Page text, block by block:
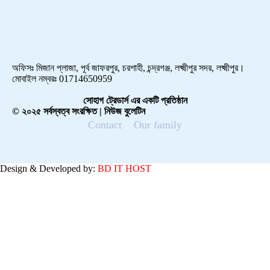
অফিসঃ মিজান প্লাজা, পূর্ব জাফরপুর, চরশাহী, চন্দ্রগঞ্জ, লক্ষ্মীপুর সদর, লক্ষ্মীপুর।
মোবাইল নম্বরঃ 01714650959
সোহাগ ট্রেডার্স এর একটি প্রতিষ্ঠান
© ২০২৫ সর্বস্বত্ব সংরক্ষিত | নিউজ বুলেটিন
Contact Our family
Design & Developed by: BD IT HOST